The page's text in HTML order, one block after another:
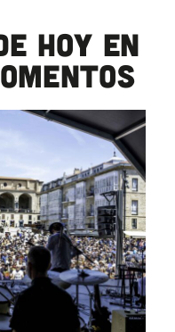
HOY EN